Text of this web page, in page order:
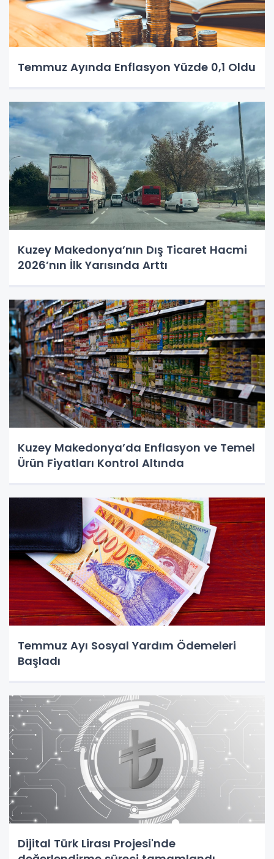
Temmuz Ayında Enflasyon Yüzde 0,1 Oldu
Kuzey Makedonya’nın Dış Ticaret Hacmi
2026’nın İlk Yarısında Arttı
Kuzey Makedonya’da Enflasyon ve Temel
Ürün Fiyatları Kontrol Altında
Temmuz Ayı Sosyal Yardım Ödemeleri
Başladı
Dijital Türk Lirası Projesi'nde